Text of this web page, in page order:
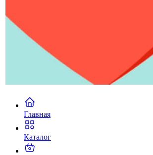
Главная
Каталог